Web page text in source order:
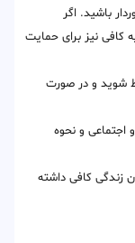
باشید. اگر
کافی نیز برای حمایت
شوید و در صورت
و اجتماعی و نحوه
زندگی کافی داشته